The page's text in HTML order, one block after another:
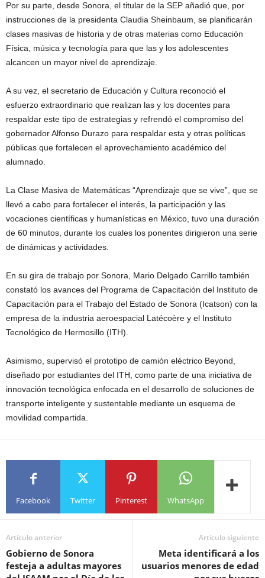
Por su parte, desde Sonora, el titular de la SEP añadió que, por
instrucciones de la presidenta Claudia Sheinbaum, se planificarán
clases masivas de historia y de otras materias como Educación
Física, música y tecnología para que las y los adolescentes
alcancen un mayor nivel de aprendizaje.
A su vez, el secretario de Educación y Cultura reconoció el
esfuerzo extraordinario que realizan las y los docentes para
respaldar este tipo de estrategias y refrendó el compromiso del
gobernador Alfonso Durazo para respaldar esta y otras políticas
públicas que fortalecen el aprovechamiento académico del
alumnado.
La Clase Masiva de Matemáticas “Aprendizaje que se vive”, que se
llevó a cabo para fortalecer el interés, la participación y las
vocaciones científicas y humanísticas en México, tuvo una duración
de 60 minutos, durante los cuales los ponentes dirigieron una serie
de dinámicas y actividades.
En su gira de trabajo por Sonora, Mario Delgado Carrillo también
constató los avances del Programa de Capacitación del Instituto de
Capacitación para el Trabajo del Estado de Sonora (Icatson) con la
empresa de la industria aeroespacial Latécoère y el Instituto
Tecnológico de Hermosillo (ITH).
Asimismo, supervisó el prototipo de camión eléctrico Beyond,
diseñado por estudiantes del ITH, como parte de una iniciativa de
innovación tecnológica enfocada en el desarrollo de soluciones de
transporte inteligente y sustentable mediante un esquema de
movilidad compartida.
Facebook Twitter Pinterest WhatsApp
Artículo anterior
Gobierno de Sonora
festeja a adultas mayores
Artículo siguiente
Meta identificará a los
usuarios menores de edad